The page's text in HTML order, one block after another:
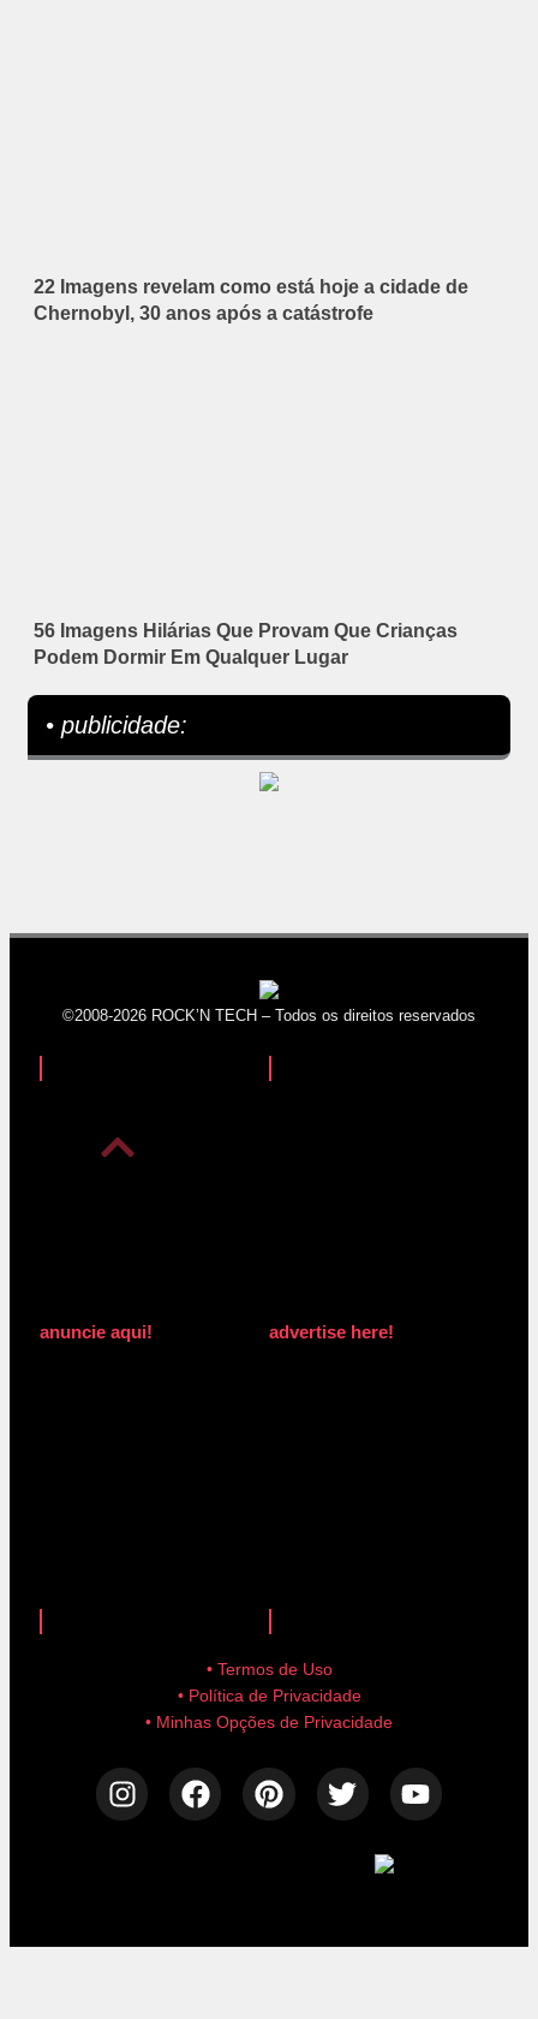
22 Imagens revelam como está hoje a cidade de
Chernobyl, 30 anos após a catástrofe
56 Imagens Hilárias Que Provam Que Crianças
Podem Dormir Em Qualquer Lugar
• publicidade:
©2008-2026 ROCK’N TECH – Todos os direitos reservados
anuncie aqui! advertise here!
• Termos de Uso
• Política de Privacidade
• Minhas Opções de Privacidade